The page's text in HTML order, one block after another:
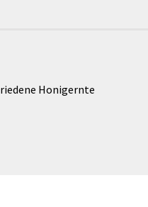
Honigernte